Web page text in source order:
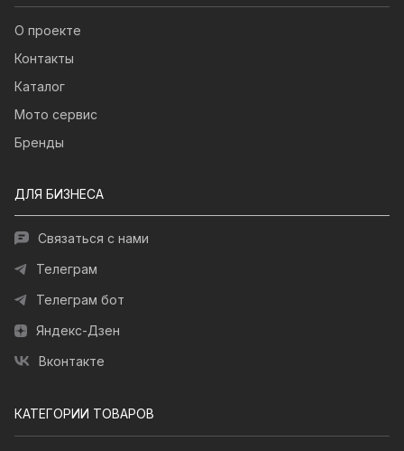
О проекте
Контакты
Каталог
Мото сервис
Бренды
ДЛЯ БИЗНЕСА
Связаться с нами
Телеграм
Телеграм бот
Яндекс-Дзен
Вконтакте
КАТЕГОРИИ ТОВАРОВ